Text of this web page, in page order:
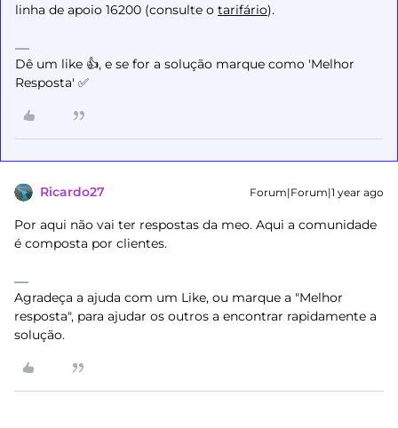
linha de apoio 16200 (consulte o tarifário).
Dê um like 👍, e se for a solução marque como 'Melhor
Resposta' ✅
Ricardo27 Forum|Forum|1 year ago
Por aqui não vai ter respostas da meo. Aqui a comunidade
é composta por clientes.
Agradeça a ajuda com um Like, ou marque a "Melhor
resposta", para ajudar os outros a encontrar rapidamente a
solução.